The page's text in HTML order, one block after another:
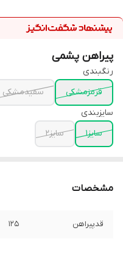
پیراهن پشمی
رنگبندی
قرمزمشکی
سفیدمشکی
سایزبندی
سایز۱
سایز۲
مشخصات
قدپیراهن ۱۲۵